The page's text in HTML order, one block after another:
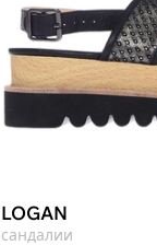
LOGAN
сандалии